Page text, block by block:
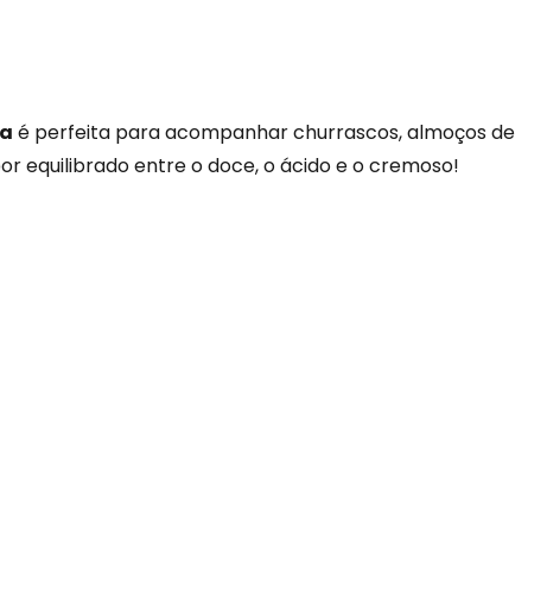
é perfeita para acompanhar churrascos, almoços de
equilibrado entre o doce, o ácido e o cremoso!